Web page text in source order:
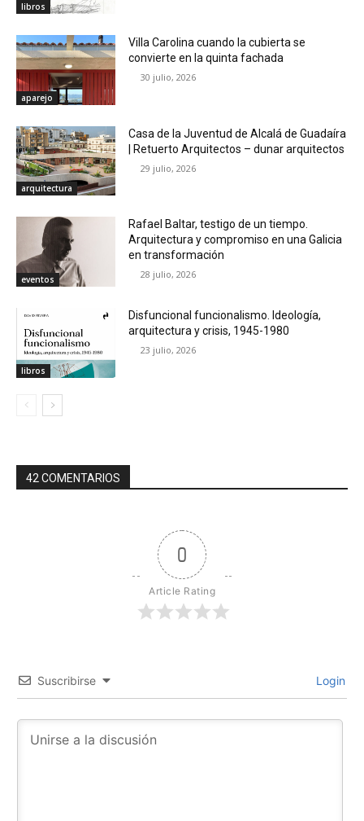
libros
aparejo
Villa Carolina cuando la cubierta se
convierte en la quinta fachada
30 julio, 2026
arquitectura
Casa de la Juventud de Alcalá de Guadaíra
| Retuerto Arquitectos – dunar arquitectos
29 julio, 2026
eventos
Rafael Baltar, testigo de un tiempo.
Arquitectura y compromiso en una Galicia
en transformación
28 julio, 2026
libros
Disfuncional funcionalismo. Ideología,
arquitectura y crisis, 1945-1980
23 julio, 2026
42 COMENTARIOS
0
Article Rating
Suscribirse Login